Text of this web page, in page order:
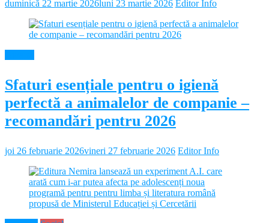
duminică 22 martie 2026luni 23 martie 2026 Editor Info
Sfaturi esențiale pentru o igienă
perfectă a animalelor de companie –
recomandări pentru 2026
joi 26 februarie 2026vineri 27 februarie 2026 Editor Info